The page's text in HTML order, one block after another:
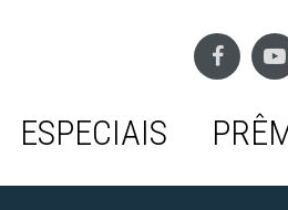
ESPECIAIS